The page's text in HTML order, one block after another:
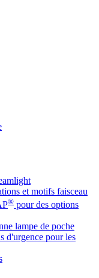
et motifs faisceau
® pour des options
lampe de poche
d'urgence pour les